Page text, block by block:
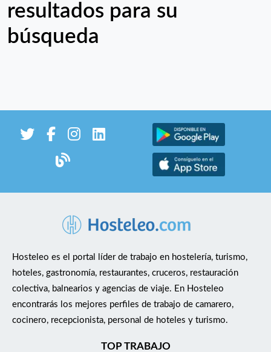
resultados para su
búsqueda
Hosteleo es el portal líder de trabajo en hostelería, turismo,
hoteles, gastronomía, restaurantes, cruceros, restauración
colectiva, balnearios y agencias de viaje. En Hosteleo
encontrarás los mejores perfiles de trabajo de camarero,
cocinero, recepcionista, personal de hoteles y turismo.
TOP TRABAJO